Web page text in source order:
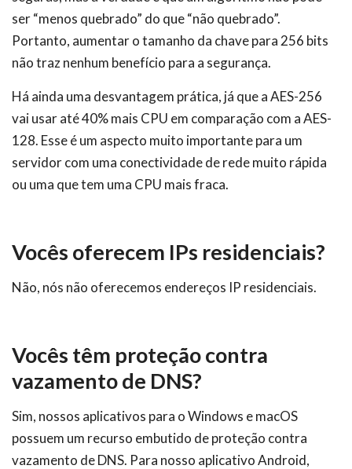
ser “menos quebrado” do que “não quebrado”.
Portanto, aumentar o tamanho da chave para 256 bits
não traz nenhum benefício para a segurança.
Há ainda uma desvantagem prática, já que a AES-256
vai usar até 40% mais CPU em comparação com a AES-
128. Esse é um aspecto muito importante para um
servidor com uma conectividade de rede muito rápida
ou uma que tem uma CPU mais fraca.
Vocês oferecem IPs residenciais?
Não, nós não oferecemos endereços IP residenciais.
Vocês têm proteção contra
vazamento de DNS?
Sim, nossos aplicativos para o Windows e macOS
possuem um recurso embutido de proteção contra
vazamento de DNS. Para nosso aplicativo Android,